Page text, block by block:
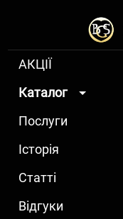
АКЦІЇ
Каталог
Послуги
Історія
Статті
Відгуки